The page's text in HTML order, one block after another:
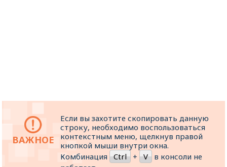
Если вы захотите скопировать данную
строку, необходимо воспользоваться
контекстным меню, щелкнув правой
кнопкой мыши внутри окна.
Комбинация
Ctrl + V
в консоли не